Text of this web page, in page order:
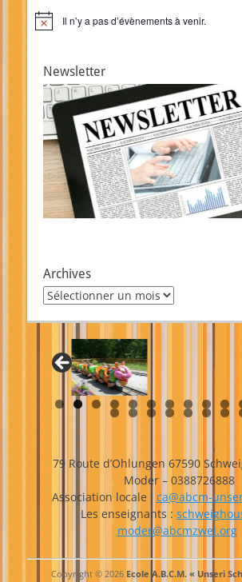
Notice Il n’y a pas d’évènements à venir.
Newsletter
Archives
Archives
79 Route d’Ohlungen 67590
Moder – 0388726888
Association locale : ca@abcm-
Les enseignants :
moder@abcmzwei.org
Copyright © 2026 Ecole A.B.C.M. « Unseri